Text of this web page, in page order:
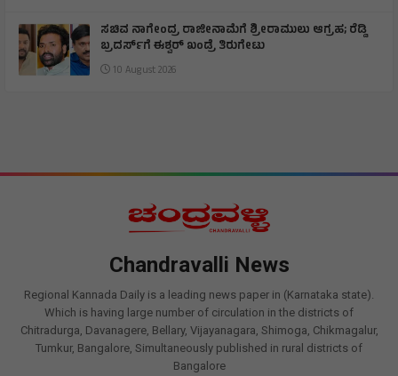
ಸಚಿವ ನಾಗೇಂದ್ರ ರಾಜೀನಾಮೆಗೆ ಶ್ರೀರಾಮುಲು ಆಗ್ರಹ; ರೆಡ್ಡಿ
ಬ್ರದರ್ಸ್‌ಗೆ ಈಶ್ವರ್ ಖಂಡ್ರೆ ತಿರುಗೇಟು
10 August 2026
Chandravalli News
Regional Kannada Daily is a leading news paper in (Karnataka state).
Which is having large number of circulation in the districts of
Chitradurga, Davanagere, Bellary, Vijayanagara, Shimoga, Chikmagalur,
Tumkur, Bangalore, Simultaneously published in rural districts of
Bangalore